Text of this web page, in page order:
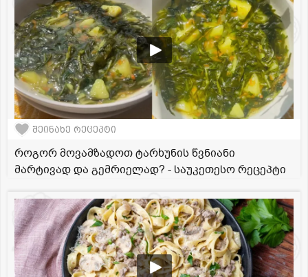
შეინახე რეცეპტი
როგორ მოვამზადოთ ტარხუნის წვნიანი
მარტივად და გემრიელად? - საუკეთესო რეცეპტი